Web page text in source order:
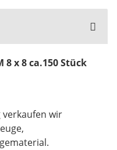
8 x 8 ca.150 Stück
verkaufen wir